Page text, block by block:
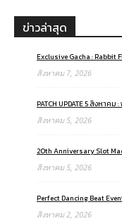
ข่าวล่าสุด
Exclusive Gacha : Rabbit
สิงหาคม 7, 2026
PATCH UPDATE 5 สิงหาค
สิงหาคม 5, 2026
20th Anniversary Slot
สิงหาคม 5, 2026
Perfect Dancing Beat
สิงหาคม 2, 2026